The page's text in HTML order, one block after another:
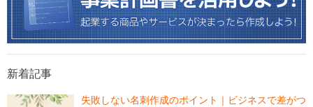
新着記事
失敗しない名刺作成のポイント｜ビジネスで差がつ